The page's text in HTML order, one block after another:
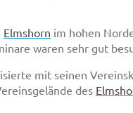
Elmshorn im hohen
waren sehr gut
mit seinen
des